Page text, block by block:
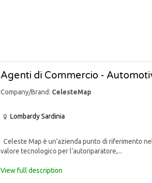
Agenti di Commercio -
Company/Brand: CelesteMap
LombardySardinia
Celeste Map è un’azienda punto di riferimento
valore tecnologico per l’autoriparatore,...
View full description